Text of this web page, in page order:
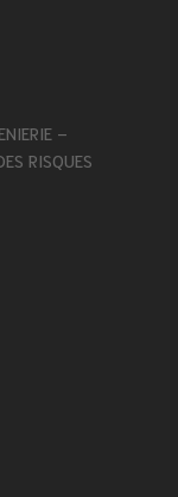
–
RISQUES